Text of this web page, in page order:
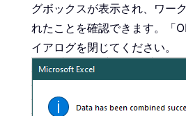
グボックスが表示され、ワー
れたことを確認できます。「
イアログを閉じてください。